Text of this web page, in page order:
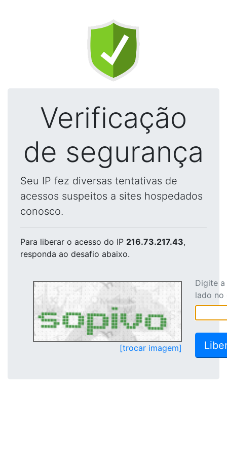
Verificação
de segurança
Seu IP fez diversas tentativas de
acessos suspeitos a sites hospedados
conosco.
Para liberar o acesso do IP 216.73.217.43,
responda ao desafio abaixo.
[trocar imagem]
Digite
lado no